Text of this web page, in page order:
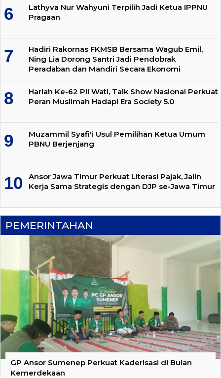
Lathyva Nur Wahyuni Terpilih Jadi Ketua IPPNU
Pragaan
Hadiri Rakornas FKMSB Bersama Wagub Emil,
Ning Lia Dorong Santri Jadi Pendobrak
Peradaban dan Mandiri Secara Ekonomi
Harlah Ke-62 PII Wati, Talk Show Nasional Perkuat
Peran Muslimah Hadapi Era Society 5.0
Muzammil Syafi'i Usul Pemilihan Ketua Umum
PBNU Berjenjang
Ansor Jawa Timur Perkuat Literasi Pajak, Jalin
Kerja Sama Strategis dengan DJP se-Jawa Timur
PEMERINTAHAN
GP Ansor Sumenep Perkuat Kaderisasi di Bulan
Kemerdekaan